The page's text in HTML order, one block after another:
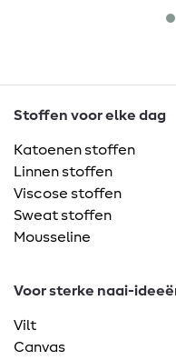
Stoffen voor elke dag
Katoenen stoffen
Linnen stoffen
Viscose stoffen
Sweat stoffen
Mousseline
Voor sterke naai-
Vilt
Canvas